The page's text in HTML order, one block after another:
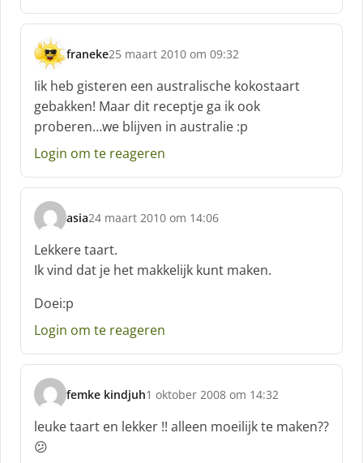
:
franeke
s
c
h
r
e
e
:
25 maart 2010 om 09:32
Iik heb gisteren een australische kokostaart
gebakken! Maar dit receptje ga ik ook
proberen…we blijven in australie :p
Login om te reageren
asia
s
c
h
r
e
f
24 maart 2010 om 14:06
Lekkere taart.
Ik vind dat je het makkelijk kunt maken.
Doei:p
Login om te reageren
femke kindjuh
s
c
h
r
1 oktober 2008 om 14:32
leuke taart en lekker !! alleen moeilijk te maken??
😕